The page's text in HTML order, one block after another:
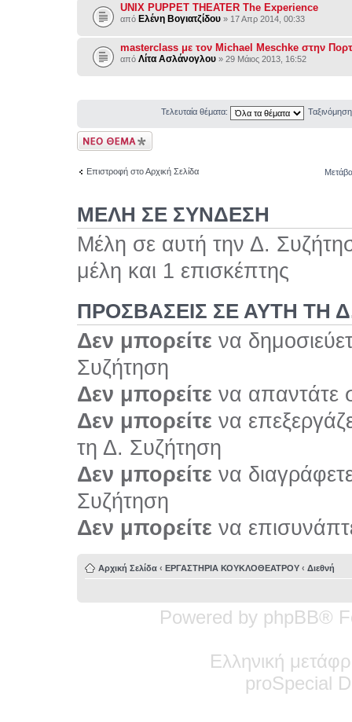
UNIX PUPPET THEATER The Experience
από Ελένη Βογιατζίδου » 17 Απρ 2014, 00:33
masterclass με τον Michael Meschke στην
από Λίτα Ασλάνογλου » 29 Μάιος 2013, 16:52
Τελευταία θέματα:
Δημιουργία νέου
θέματος
Επιστροφή στο Αρχική Σελίδα
ΜΕΛΗ ΣΕ ΣΥΝΔΕΣΗ
Μέλη σε αυτή την Δ.
μέλη και 1 επισκέπτης
ΠΡΟΣΒΆΣΕΙΣ ΣΕ ΑΥΤΉ ΤΗ
Δεν μπορείτε να
Συζήτηση
Δεν μπορείτε να απαντάτε
Δεν μπορείτε να
τη Δ. Συζήτηση
Δεν μπορείτε να
Συζήτηση
Δεν μπορείτε να
Αρχική Σελίδα ‹ ΕΡΓΑΣΤΗΡΙΑ ΚΟΥΚΛΟΘΕΑΤΡΟΥ ‹ Διεθνή
Powered by phpBB®
Ελληνική
proSpecial